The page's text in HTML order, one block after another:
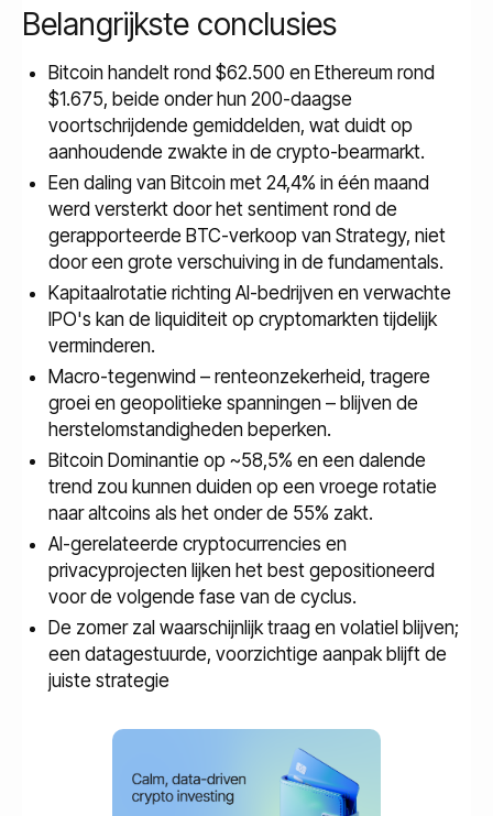
Belangrijkste conclusies
Bitcoin handelt rond $62.500 en Ethereum rond
$1.675, beide onder hun 200-daagse
voortschrijdende gemiddelden, wat duidt op
aanhoudende zwakte in de crypto-bearmarkt.
Een daling van Bitcoin met 24,4% in één maand
werd versterkt door het sentiment rond de
gerapporteerde BTC-verkoop van Strategy, niet
door een grote verschuiving in de fundamentals.
Kapitaalrotatie richting AI-bedrijven en verwachte
IPO's kan de liquiditeit op cryptomarkten tijdelijk
verminderen.
Macro-tegenwind – renteonzekerheid, tragere
groei en geopolitieke spanningen – blijven de
herstelomstandigheden beperken.
Bitcoin Dominantie op ~58,5% en een dalende
trend zou kunnen duiden op een vroege rotatie
naar altcoins als het onder de 55% zakt.
AI-gerelateerde cryptocurrencies en
privacyprojecten lijken het best gepositioneerd
voor de volgende fase van de cyclus.
De zomer zal waarschijnlijk traag en volatiel blijven;
een datagestuurde, voorzichtige aanpak blijft de
juiste strategie